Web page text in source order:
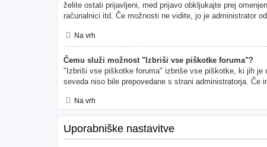
želite ostati prijavljeni, med prijavo obkljukajte prej
računalnici itd. Če možnosti ne vidite, jo je administrator
Na vrh
Čemu služi možnost "Izbriši vse piškotke foruma"?
"Izbriši vse piškotke foruma" izbriše vse piškotke, ki jih je
seveda niso bile prepovedane s strani administratorja. Če
Na vrh
Uporabniške nastavitve